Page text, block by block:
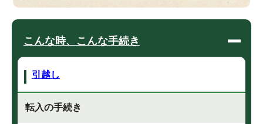
こんな時、こんな手続き
引越し
転入の手続き